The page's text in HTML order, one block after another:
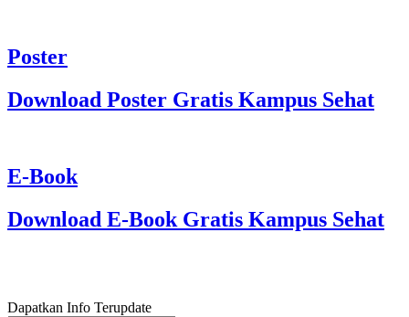
Poster
Download Poster Gratis Kampus Sehat
E-Book
Download E-Book Gratis Kampus Sehat
Dapatkan Info Terupdate